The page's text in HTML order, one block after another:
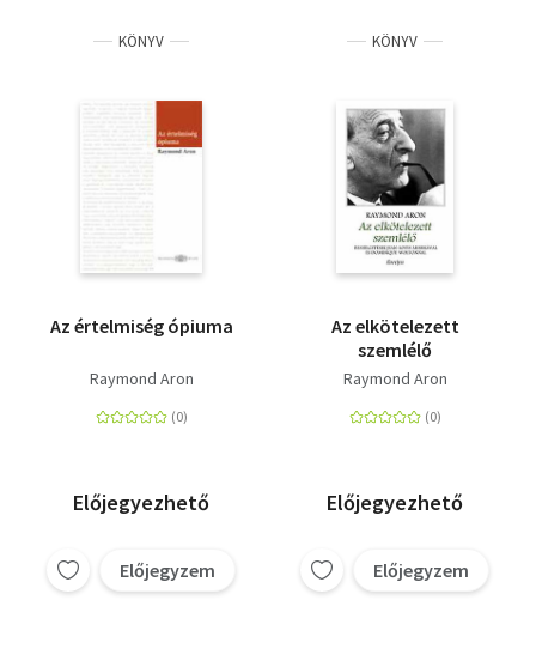
Tankönyv, segédkönyv
Társadalomtudomány
Természettudomány
KÖNYV
Az értelmiség ópiuma
Raymond Aron
Előjegyezhető
Előjegyzem
KÖNYV
Az elkötelezett
szemlélő
Raymond Aron
Előjegyezhető
Előjegyzem